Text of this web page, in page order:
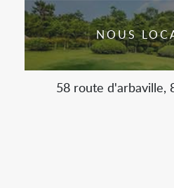
NOUS
58 route d'arbaville,